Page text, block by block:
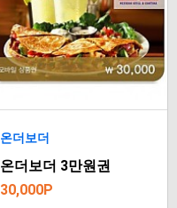
온더보더
온더보더 3만원권
30,000P